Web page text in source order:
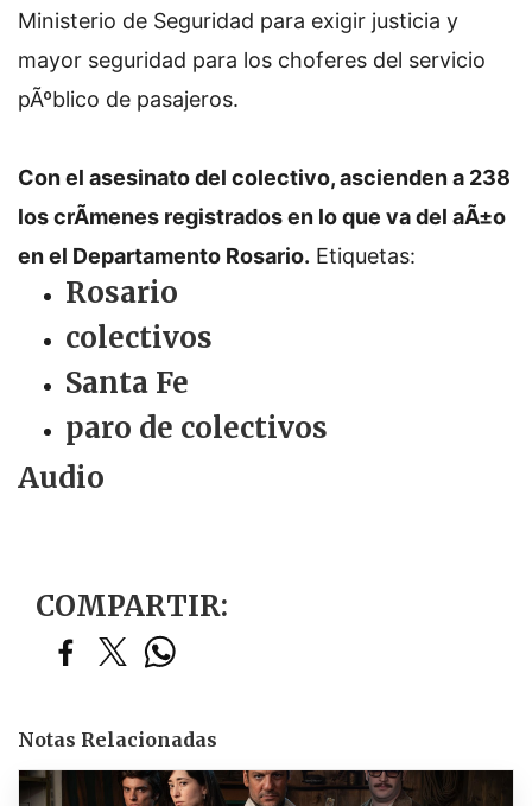
Ministerio de Seguridad para exigir justicia y
mayor seguridad para los choferes del servicio
pÃºblico de pasajeros.
Con el asesinato del colectivo, ascienden a 238
los crÃ­menes registrados en lo que va del aÃ±o
en el Departamento Rosario. Etiquetas:
Rosario
colectivos
Santa Fe
paro de colectivos
Audio
COMPARTIR:
Notas Relacionadas